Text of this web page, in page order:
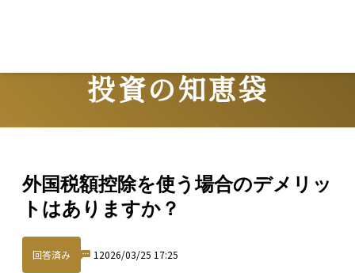
投資の知恵袋
外国税額控除を使う場合のデメリッ
トはありますか？
回答済み 1 2026/03/25 17:25